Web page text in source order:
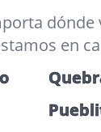
dónde
en